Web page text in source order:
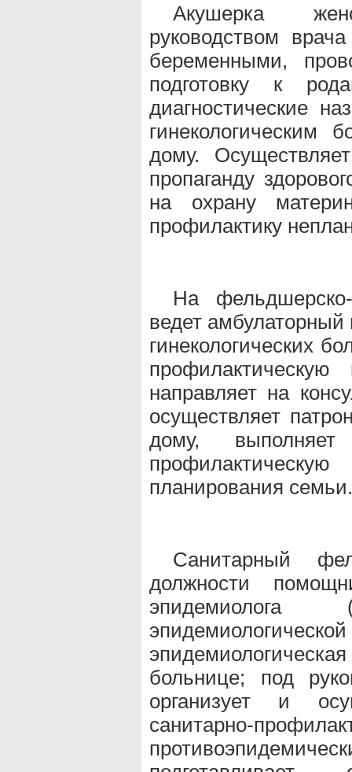
Акушерка
руководством
беременными,
подготовку к
диагностические
гинекологическим
дому.
пропаганду
на охрану
профилактику
На
ведет
гинекологических
направляет на
осуществляет
дому,
планирования семьи.
Санитарный
должности
эпидемиолога
больнице; под
организует и
санитарно-